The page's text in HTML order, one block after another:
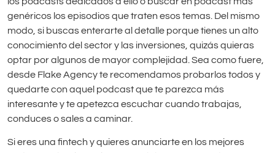
genéricos los episodios que traten esos temas. Del mismo
modo, si buscas enterarte al detalle porque tienes un alto
conocimiento del sector y las inversiones, quizás quieras
optar por algunos de mayor complejidad. Sea como fuere,
desde Flake Agency te recomendamos probarlos todos y
quedarte con aquel podcast que te parezca más
interesante y te apetezca escuchar cuando trabajas,
conduces o sales a caminar.
Si eres una fintech y quieres anunciarte en los mejores